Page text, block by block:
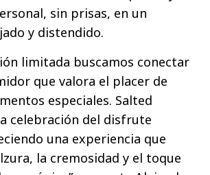
sin prisas, en un
y distendido.
limitada buscamos conectar
que valora el placer de
especiales. Salted
celebración del disfrute
una experiencia que
la cremosidad y el toque